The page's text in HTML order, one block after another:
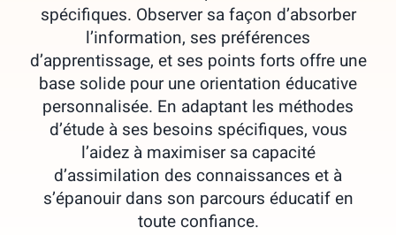
spécifiques. Observer sa façon d’absorber
l’information, ses préférences
d’apprentissage, et ses points forts offre une
base solide pour une orientation éducative
personnalisée. En adaptant les méthodes
d’étude à ses besoins spécifiques, vous
l’aidez à maximiser sa capacité
d’assimilation des connaissances et à
s’épanouir dans son parcours éducatif en
toute confiance.